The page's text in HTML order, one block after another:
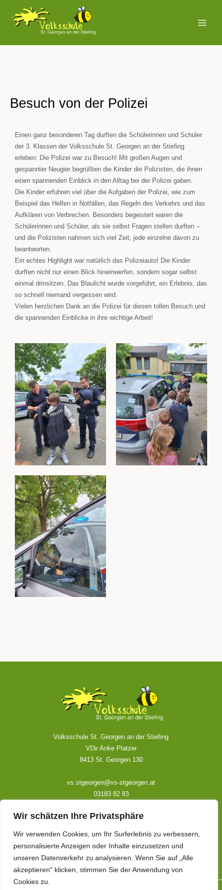
Wir schätzen Ihre Privatsphäre
Wir verwenden Cookies, um Ihr Surferlebnis zu verbessern,
personalisierte Anzeigen oder Inhalte einzusetzen und
unseren Datenverkehr zu analysieren. Wenn Sie auf „Alle
akzeptieren" klicken, stimmen Sie der Anwendung von
Cookies zu.
Inhalt
springen
Besuch von der Polizei
Einen ganz besonderen Tag durften die Schülerinnen und Schüler
der 3. Klassen der Volksschule St. Georgen an der Stiefing
erleben: Die Polizei war zu Besuch! Mit großen Augen und
gespannter Neugier begrüßten die Kinder die Polizisten, die ihnen
einen spannenden Einblick in den Alltag bei der Polizei gaben.
Die Kinder erfuhren viel über die Aufgaben der Polizei, wie zum
Beispiel das Helfen in Notfällen, das Regeln des Verkehrs und das
Aufklären von Verbrechen. Besonders begeistert waren die
Schülerinnen und Schüler, als sie selbst Fragen stellen durften –
und die Polizisten nahmen sich viel Zeit, jede einzelne davon zu
beantworten.
Ein echtes Highlight war natürlich das Polizeiauto! Die Kinder
durften nicht nur einen Blick hineinwerfen, sondern sogar selbst
einmal drinsitzen. Das Blaulicht wurde vorgeführt, ein Erlebnis, das
so schnell niemand vergessen wird.
Vielen herzlichen Dank an die Polizei für diesen tollen Besuch und
die spannenden Einblicke in ihre wichtige Arbeit!
Volksschule St. Georgen an der Stiefing
VDir Anke Platzer
8413 St. Georgen 130
vs.stgeorgen@vs-stgeorgen.at
03183 82 83
Datenschutzerklärung